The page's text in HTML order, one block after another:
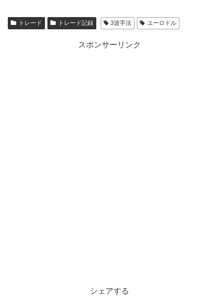
トレード トレード記録 3波手法 ユーロドル
スポンサーリンク
シェアする